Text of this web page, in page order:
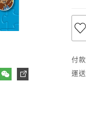
付款
運送